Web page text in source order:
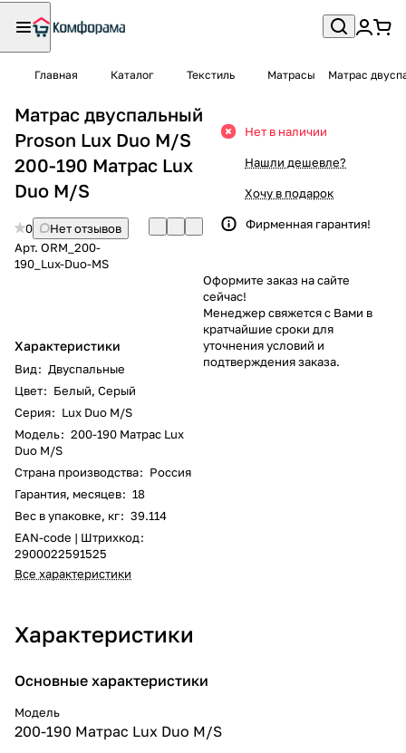
Главная Каталог Текстиль Матрасы Матрас
Матрас двуспальный
Proson Lux Duo M/S
200-190 Матрас Lux
Duo M/S
0
Нет отзывов
Арт. ORM_200-
190_Lux-Duo-MS
Характеристики
Вид: Двуспальные
Цвет: Белый, Серый
Серия: Lux Duo M/S
Модель: 200-190 Матрас Lux
Duo M/S
Страна производства: Россия
Гарантия, месяцев: 18
Вес в упаковке, кг: 39.114
EAN-code | Штрихкод:
2900022591525
Все характеристики
Нет в наличии
Нашли дешевле?
Хочу в подарок
Фирменная гарантия!
Оформите заказ на сайте
сейчас!
Менеджер свяжется с Вами в
кратчайшие сроки для
уточнения условий и
подтверждения заказа.
Характеристики
Основные характеристики
Модель
200-190 Матрас Lux Duo M/S